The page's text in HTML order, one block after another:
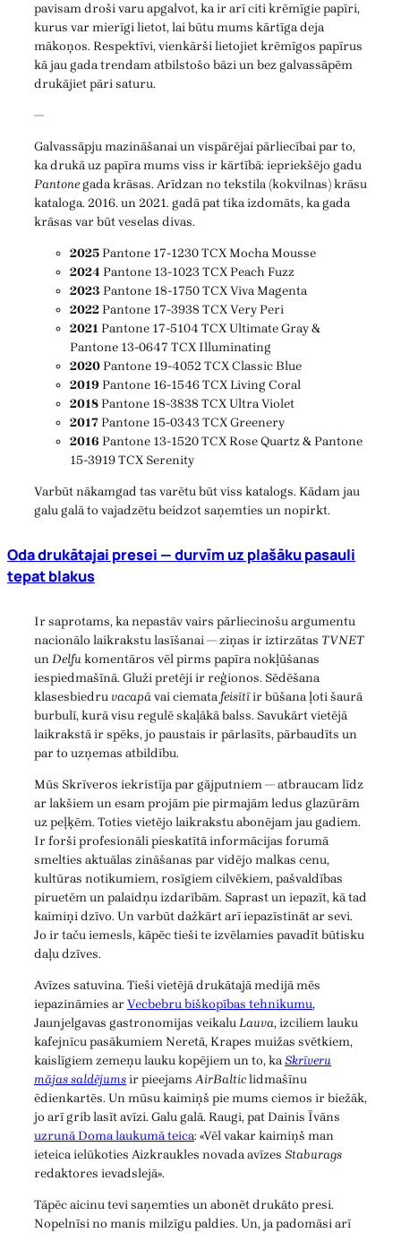
pavisam droši varu apgalvot, ka ir arī citi krēmīgie papīri,
kurus var mierīgi lietot, lai būtu mums kārtīga deja
mākoņos. Respektīvi, vienkārši lietojiet krēmīgos papīrus
kā jau gada trendam atbilstošo bāzi un bez galvassāpēm
drukājiet pāri saturu.
—
Galvassāpju mazināšanai un vispārējai pārliecībai par to,
ka drukā uz papīra mums viss ir kārtībā: iepriekšējo gadu
Pantonegada krāsas. Arīdzan no tekstila (kokvilnas) krāsu
kataloga. 2016. un 2021. gadā pat tika izdomāts, ka gada
krāsas var būt veselas divas.
2025Pantone 17-1230 TCX Mocha Mousse
2024 Pantone 13-1023 TCX Peach Fuzz
2023 Pantone 18-1750 TCX Viva Magenta
2022Pantone 17-3938 TCX Very Peri
2021Pantone 17-5104 TCX Ultimate Gray &
Pantone 13-0647 TCX Illuminating
2020Pantone 19-4052 TCX Classic Blue
2019 Pantone 16-1546 TCX Living Coral
2018Pantone 18-3838 TCX Ultra Violet
2017Pantone 15-0343 TCX Greenery
2016 Pantone 13-1520 TCX Rose Quartz & Pantone
15-3919 TCX Serenity
Varbūt nākamgad tas varētu būt viss katalogs. Kādam jau
galu galā to vajadzētu beidzot saņemties un nopirkt.
Oda drukātajai presei — durvīm uz plašāku pasauli
tepat blakus
Ir saprotams, ka nepastāv vairs pārliecinošu argumentu
nacionālo laikrakstu lasīšanai — ziņas ir iztirzātas TVNET
unDelfukomentāros vēl pirms papīra nokļūšanas
iespiedmašīnā. Gluži pretēji ir reģionos. Sēdēšana
klasesbiedruvacapāvai ciematafeisītīir būšana ļoti šaurā
burbulī, kurā visu regulē skaļākā balss. Savukārt vietējā
laikrakstā ir spēks, jo paustais ir pārlasīts, pārbaudīts un
par to uzņemas atbildību.
Mūs Skrīveros iekristīja par gājputniem — atbraucam līdz
ar lakšiem un esam projām pie pirmajām ledus glazūrām
uz peļķēm. Toties vietējo laikrakstu abonējam jau gadiem.
Ir forši profesionāli pieskatītā informācijas forumā
smelties aktuālas zināšanas par vidējo malkas cenu,
kultūras notikumiem, rosīgiem cilvēkiem, pašvaldības
piruetēm un palaidņu izdarībām. Saprast un iepazīt, kā tad
kaimiņi dzīvo. Un varbūt dažkārt arī iepazīstināt ar sevi.
Jo ir taču iemesls, kāpēc tieši te izvēlamies pavadīt būtisku
daļu dzīves.
Avīzes satuvina. Tieši vietējā drukātajā medijā mēs
iepazināmies arVecbebru biškopības tehnikumu,
Jaunjelgavas gastronomijas veikaluLauva, izciliem lauku
kafejnīcu pasākumiem Neretā, Krapes muižas svētkiem,
kaislīgiem zemeņu lauku kopējiem un to, kaSkrīveru
mājas saldējumsir pieejamsAirBalticlidmašīnu
ēdienkartēs. Un mūsu kaimiņš pie mums ciemos ir biežāk,
jo arī grib lasīt avīzi. Galu galā. Raugi, pat Dainis Īvāns
uzrunā Doma laukumā teica: «Vēl vakar kaimiņš man
ieteica ielūkoties Aizkraukles novada avīzes Staburags
redaktores ievadslejā».
Tāpēc aicinu tevi saņemties un abonēt drukāto presi.
Nopelnīsi no manis milzīgu paldies. Un, ja padomāsi arī